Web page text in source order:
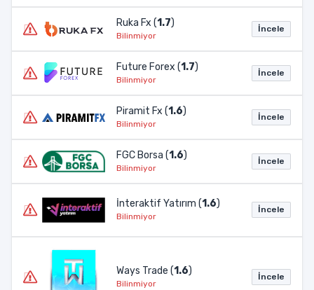
Ruka Fx (1.7)
Bilinmiyor
İncele
Future Forex (1.7)
Bilinmiyor
İncele
Piramit Fx (1.6)
Bilinmiyor
İncele
FGC Borsa (1.6)
Bilinmiyor
İncele
İnteraktif Yatırım (1.6)
Bilinmiyor
İncele
Ways Trade (1.6)
Bilinmiyor
İncele